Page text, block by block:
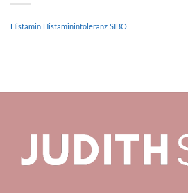
Histamin Histaminintoleranz SIBO